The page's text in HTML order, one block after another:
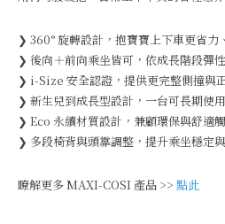
❯ 360° 旋轉設計，抱寶寶上下車更省力
❯ 後向＋前向乘坐皆可，依成長階段彈
❯ i-Size 安全認證，提供更完整側撞與
❯ 新生兒到成長型設計，一台可長期使
❯ Eco 永續材質設計，兼顧環保與舒適
❯ 多段椅背與頭靠調整，提升乘坐穩定
瞭解更多 MAXI-COSI 產品 >> 點此